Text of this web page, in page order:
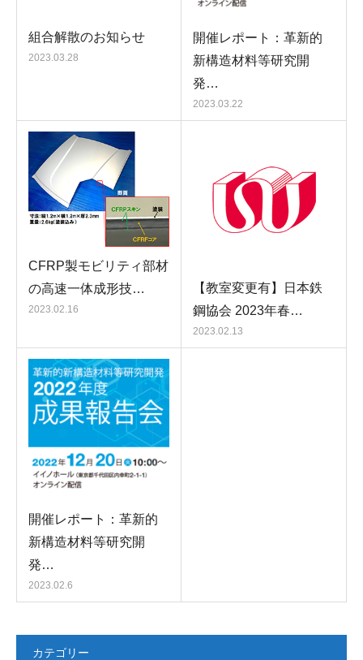
組合解散のお知らせ
2023.03.28
開催レポート：革新的
新構造材料等研究開
発…
2023.03.22
CFRP製モビリティ部材
の高速一体成形技…
2023.02.16
【教室変更有】日本鉄
鋼協会 2023年春…
2023.02.13
開催レポート：革新的
新構造材料等研究開
発…
2023.02.6
カテゴリー